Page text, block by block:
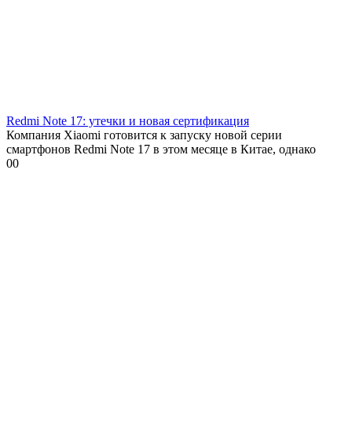
Redmi Note 17: утечки и новая сертификация
Компания Xiaomi готовится к запуску новой серии
смартфонов Redmi Note 17 в этом месяце в Китае, однако
00